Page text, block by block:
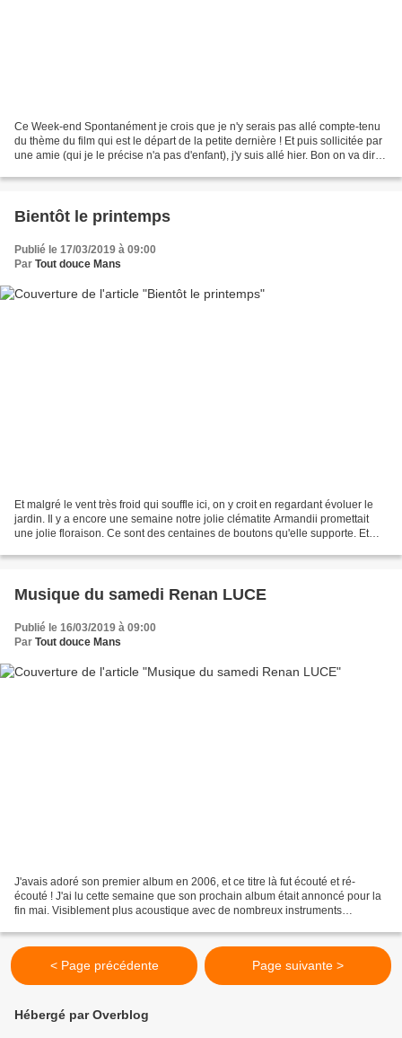
Ce Week-end Spontanément je crois que je n'y serais pas allé compte-tenu
du thème du film qui est le départ de la petite dernière ! Et puis sollicitée par
une amie (qui je le précise n'a pas d'enfant), j'y suis allé hier. Bon on va dire
Bientôt le printemps
Publié le 17/03/2019 à 09:00
Par Tout douce Mans
Et malgré le vent très froid qui souffle ici, on y croit en regardant évoluer le
jardin. Il y a encore une semaine notre jolie clématite Armandii promettait
une jolie floraison. Ce sont des centaines de boutons qu'elle supporte. Et
Musique du samedi Renan LUCE
Publié le 16/03/2019 à 09:00
Par Tout douce Mans
J'avais adoré son premier album en 2006, et ce titre là fut écouté et ré-
écouté ! J'ai lu cette semaine que son prochain album était annoncé pour la
fin mai. Visiblement plus acoustique avec de nombreux instruments
< Page précédente Page suivante >
Hébergé par Overblog